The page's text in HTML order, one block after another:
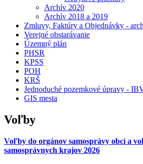
Archív 2020
Archív 2018 a 2019
Zmluvy, Faktúry a Objednávky -
Verejné obstarávanie
Územný plán
PHSR
KPSS
POH
KRŠ
Jednoduché pozemkové úpravy -
GIS mesta
Voľby
Voľby do orgánov samosprávy obcí a
samosprávnych krajov 2026